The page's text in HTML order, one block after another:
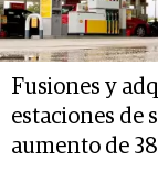
Fusiones y
estaciones de
aumento de